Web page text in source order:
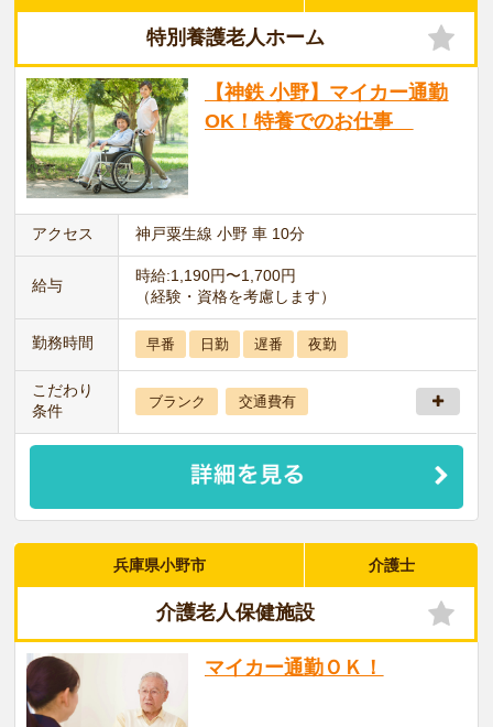
特別養護老人ホーム
【神鉄 小野】マイカー通勤
OK！特養でのお仕事
アクセス 神戸粟生線 小野 車 10分
給与
時給:1,190円〜1,700円
（経験・資格を考慮します）
勤務時間 早番 日勤 遅番 夜勤
こだわり
条件
ブランク 交通費有
兵庫県小野市 介護士
介護老人保健施設
マイカー通勤ＯＫ！